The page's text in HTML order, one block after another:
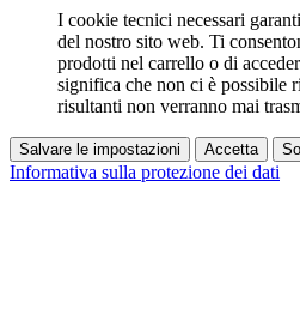
I cookie tecnici necessari
del nostro sito web. Ti
prodotti nel carrello o di
significa che non ci è possibile
risultanti non verranno mai
Salvare le impostazioni Accetta
Informativa sulla protezione dei dati